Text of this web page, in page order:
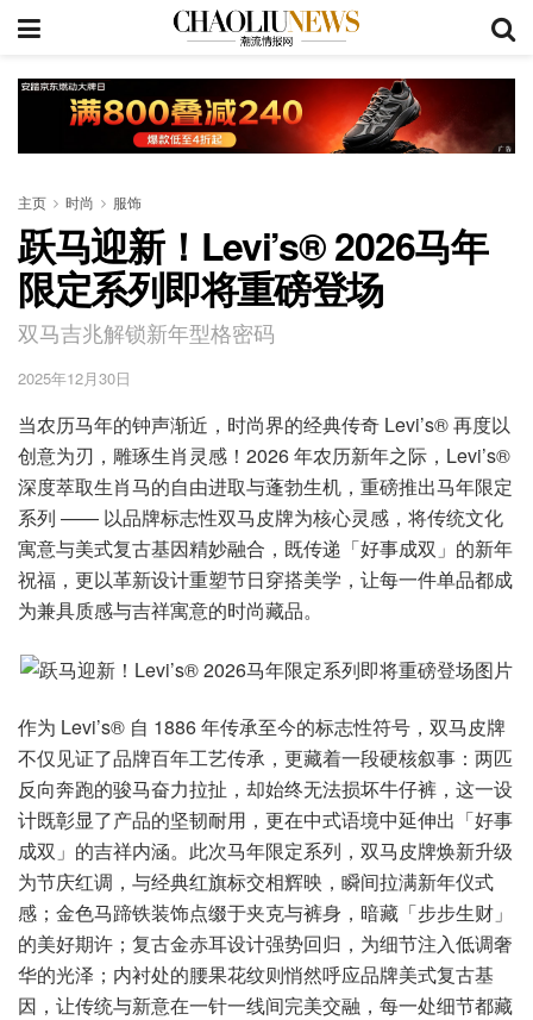
主页 时尚 服饰
跃马迎新！Levi’s® 2026马年
限定系列即将重磅登场
双马吉兆解锁新年型格密码
2025年12月30日
当农历马年的钟声渐近，时尚界的经典传奇 Levi’s® 再度以
创意为刃，雕琢生肖灵感！2026 年农历新年之际，Levi’s®
深度萃取生肖马的自由进取与蓬勃生机，重磅推出马年限定
系列 —— 以品牌标志性双马皮牌为核心灵感，将传统文化
寓意与美式复古基因精妙融合，既传递「好事成双」的新年
祝福，更以革新设计重塑节日穿搭美学，让每一件单品都成
为兼具质感与吉祥寓意的时尚藏品。
作为 Levi’s® 自 1886 年传承至今的标志性符号，双马皮牌
不仅见证了品牌百年工艺传承，更藏着一段硬核叙事：两匹
反向奔跑的骏马奋力拉扯，却始终无法损坏牛仔裤，这一设
计既彰显了产品的坚韧耐用，更在中式语境中延伸出「好事
成双」的吉祥内涵。此次马年限定系列，双马皮牌焕新升级
为节庆红调，与经典红旗标交相辉映，瞬间拉满新年仪式
感；金色马蹄铁装饰点缀于夹克与裤身，暗藏「步步生财」
的美好期许；复古金赤耳设计强势回归，为细节注入低调奢
华的光泽；内衬处的腰果花纹则悄然呼应品牌美式复古基
因，让传统与新意在一针一线间完美交融，每一处细节都藏